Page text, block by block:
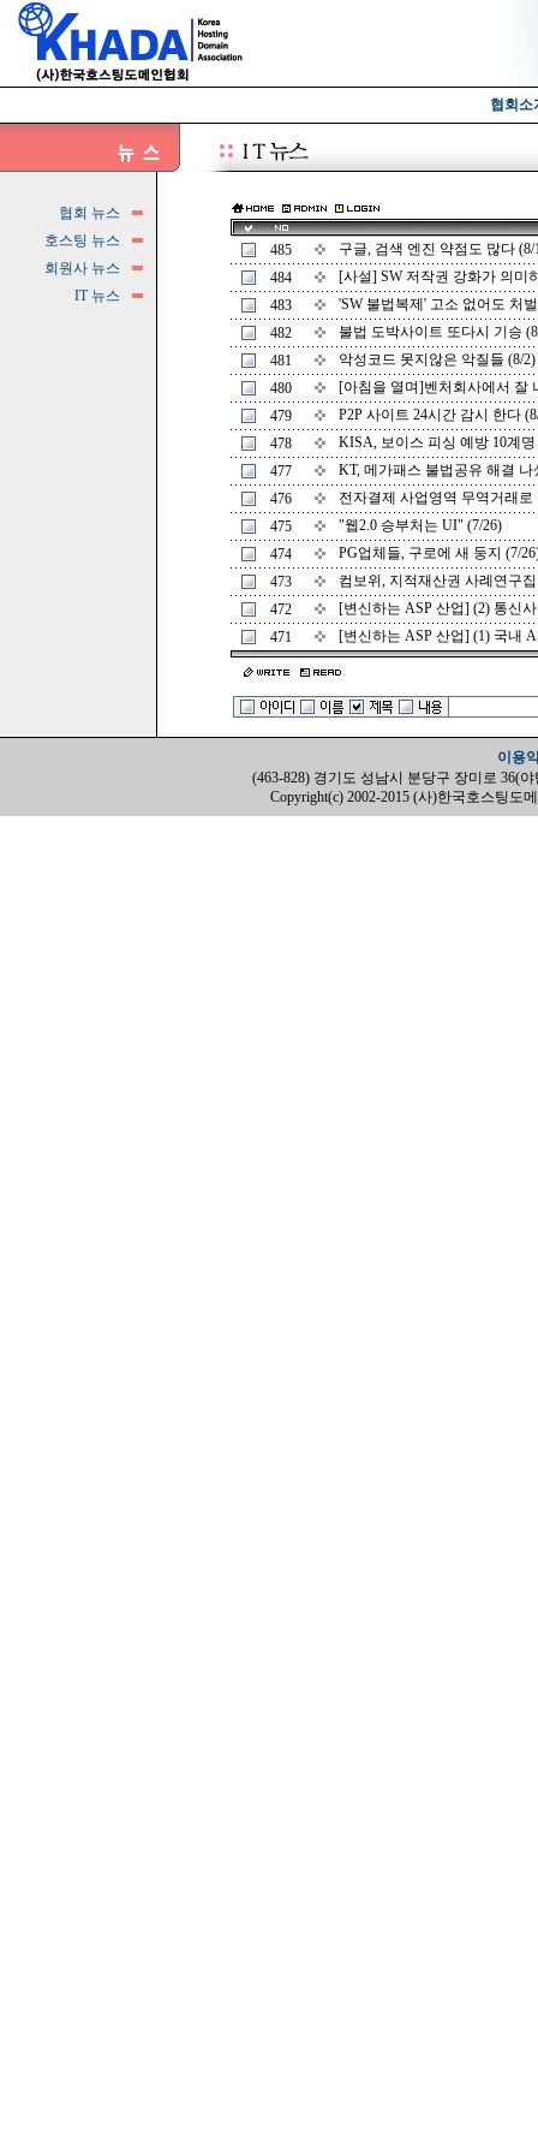
협회소
협회 뉴스
호스팅 뉴스
회원사 뉴스
IT 뉴스
485
구글, 검색 엔진 약점도 많다 (8/
484
[사설] SW 저작권 강화가 의미
483
'SW 불법복제' 고소 없어도 처벌
482
불법 도박사이트 또다시 기승
481
악성코드 못지않은 악질들 (8/2)
480
[아침을 열며]벤처회사에서 잘
479
P2P 사이트 24시간 감시 한다
478
KISA, 보이스 피싱 예방 10계명
477
KT, 메가패스 불법공유 해결 나
476
전자결제 사업영역 무역거래로
475
"웹2.0 승부처는 UI" (7/26)
474
PG업체들, 구로에 새 둥지 (7/
473
컴보위, 지적재산권 사례연구
472
[변신하는 ASP 산업] (2) 통신
471
[변신하는 ASP 산업] (1) 국내
이용
(463-828) 경기도 성남시 분당구 장미로 36(
Copyright(c) 2002-2015 (사)한국호스팅도